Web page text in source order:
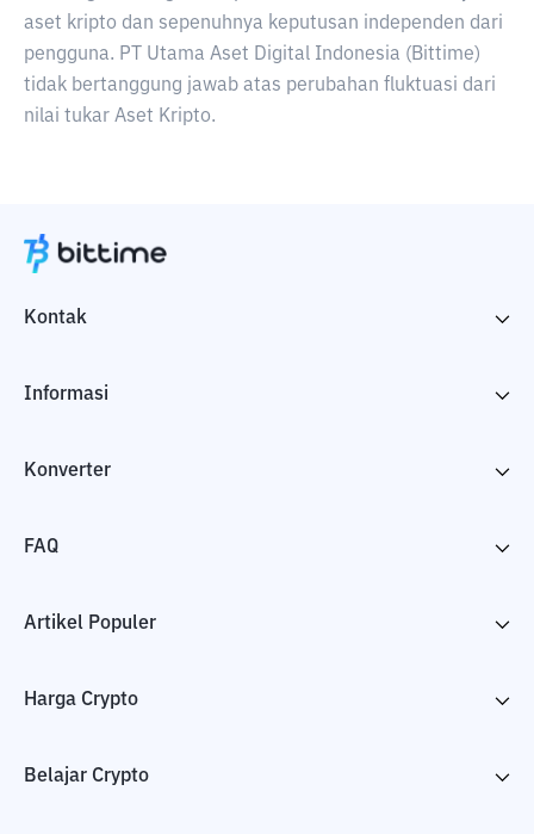
aset kripto dan sepenuhnya keputusan independen dari
pengguna. PT Utama Aset Digital Indonesia (Bittime)
tidak bertanggung jawab atas perubahan fluktuasi dari
nilai tukar Aset Kripto.
Kontak
Informasi
Konverter
FAQ
Artikel Populer
Harga Crypto
Belajar Crypto